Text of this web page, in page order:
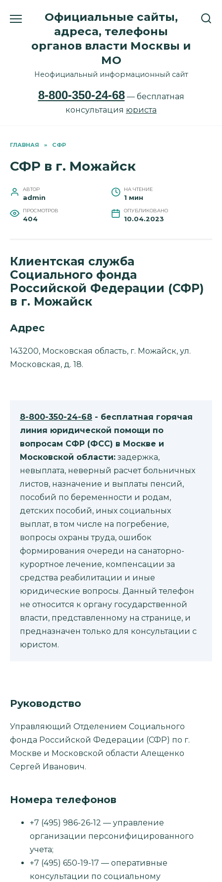
Официальные сайты,
адреса, телефоны
органов власти Москвы и
МО
Неофициальный информационный сайт
8-800-350-24-68— бесплатная
консультация юриста
ГЛАВНАЯ » СФР
СФР в г. Можайск
АВТОР
admin
НА ЧТЕНИЕ
1 мин
ПРОСМОТРОВ
404
ОПУБЛИКОВАНО
10.04.2023
Клиентская служба
Социального фонда
Российской Федерации (СФР)
в г. Можайск
Адрес
143200, Московская область, г. Можайск, ул.
Московская, д. 18.
8-800-350-24-68 - бесплатная горячая
линия юридической помощи по
вопросам CФР (ФСС) в Москве и
Московской области: задержка,
невыплата, неверный расчет больничных
листов, назначение и выплаты пенсий,
пособий по беременности и родам,
детских пособий, иных социальных
выплат, в том числе на погребение,
вопросы охраны труда, ошибок
формирования очереди на санаторно-
курортное лечение, компенсации за
средства реабилитации и иные
юридические вопросы. Данный телефон
не относится к органу государственной
власти, представленному на странице, и
предназначен только для консультации с
юристом.
Руководство
Управляющий Отделением Социального
фонда Российской Федерации (СФР) по г.
Москве и Московской области Алещенко
Сергей Иванович.
Номера телефонов
+7 (495) 986-26-12 — управление
организации персонифицированного
учета;
+7 (495) 650-19-17 — оперативные
консультации по социальному